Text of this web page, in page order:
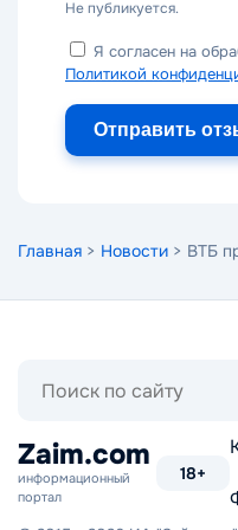
Не публикуется.
Я согласен на
Политикой
Отправить
Главная > Новости > ВТБ
Zaim.com
информационный
портал
18+